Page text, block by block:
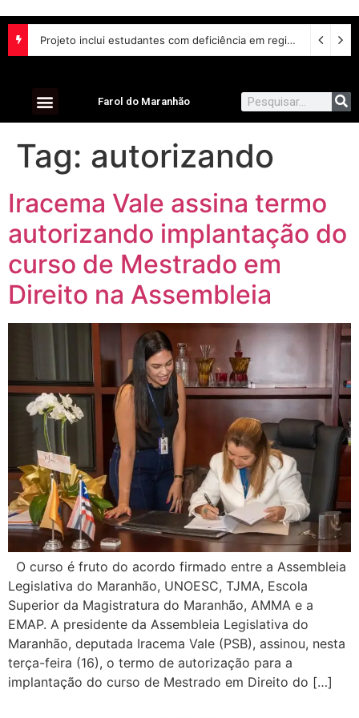
Projeto inclui estudantes com deficiência em regime escolar especial
Farol do Maranhão
Tag: autorizando
Iracema Vale assina termo
autorizando implantação do
curso de Mestrado em
Direito na Assembleia
O curso é fruto do acordo firmado entre a Assembleia
Legislativa do Maranhão, UNOESC, TJMA, Escola
Superior da Magistratura do Maranhão, AMMA e a
EMAP. A presidente da Assembleia Legislativa do
Maranhão, deputada Iracema Vale (PSB), assinou, nesta
terça-feira (16), o termo de autorização para a
implantação do curso de Mestrado em Direito do […]